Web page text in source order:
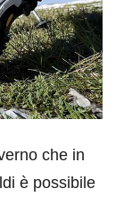
che in
è possibile